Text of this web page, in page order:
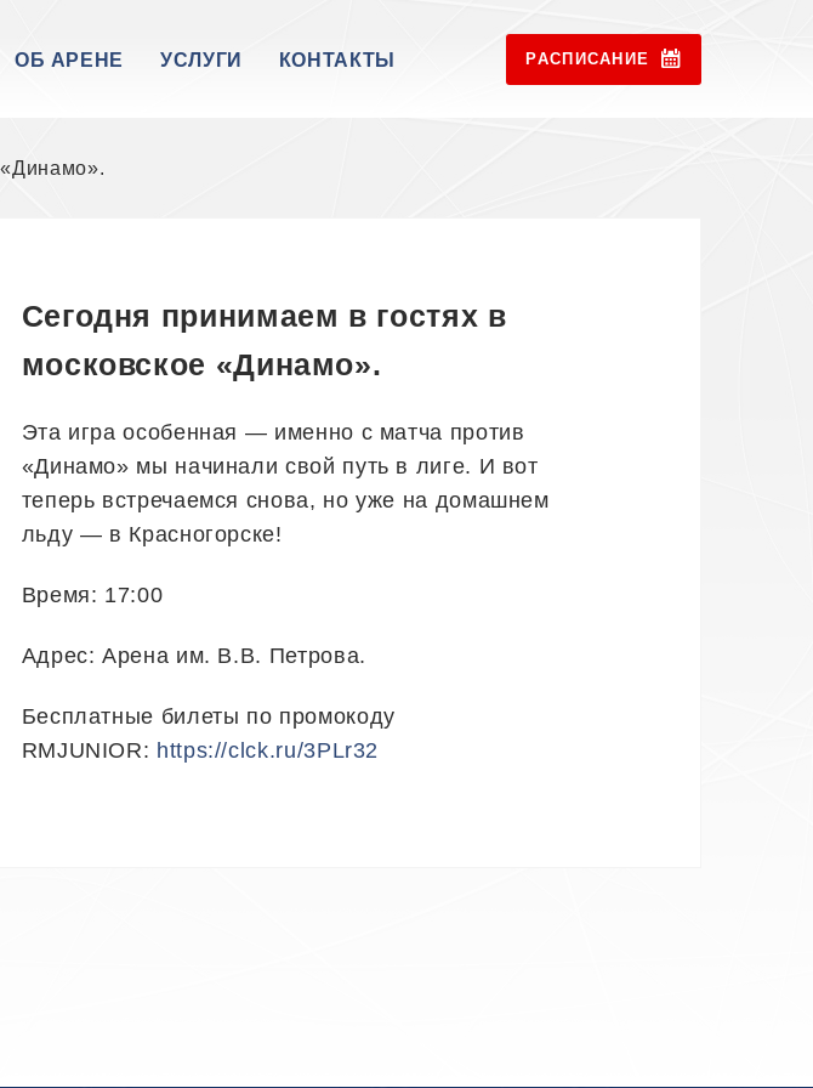
ОБ АРЕНЕ УСЛУГИ КОНТАКТЫ РАСПИСАНИЕ
Сегодня принимаем в гостях в
московское «Динамо».
Эта игра особенная — именно с матча против
«Динамо» мы начинали свой путь в лиге. И вот
теперь встречаемся снова, но уже на домашнем
льду — в Красногорске!
Время: 17:00
Адрес: Арена им. В.В. Петрова.
Бесплатные билеты по промокоду
RMJUNIOR: https://clck.ru/3PLr32